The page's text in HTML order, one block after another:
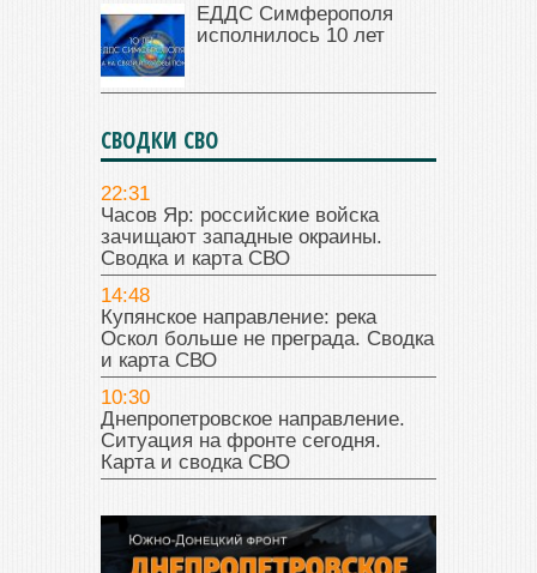
ЕДДС Симферополя
исполнилось 10 лет
СВОДКИ СВО
22:31
Часов Яр: российские войска
зачищают западные окраины.
Сводка и карта СВО
14:48
Купянское направление: река
Оскол больше не преграда. Сводка
и карта СВО
10:30
Днепропетровское направление.
Ситуация на фронте сегодня.
Карта и сводка СВО